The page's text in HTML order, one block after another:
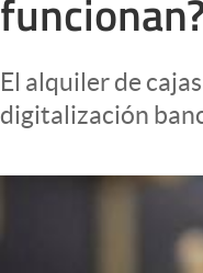
El Cronista Studio
Mediakit
El alquiler de
digitalización